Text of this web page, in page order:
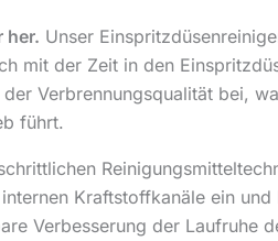
her. Unser
mit der Zeit in den
Verbrennungsqualität bei,
führt.
Kraftstoffkanäle ein
Verbesserung der Laufruhe